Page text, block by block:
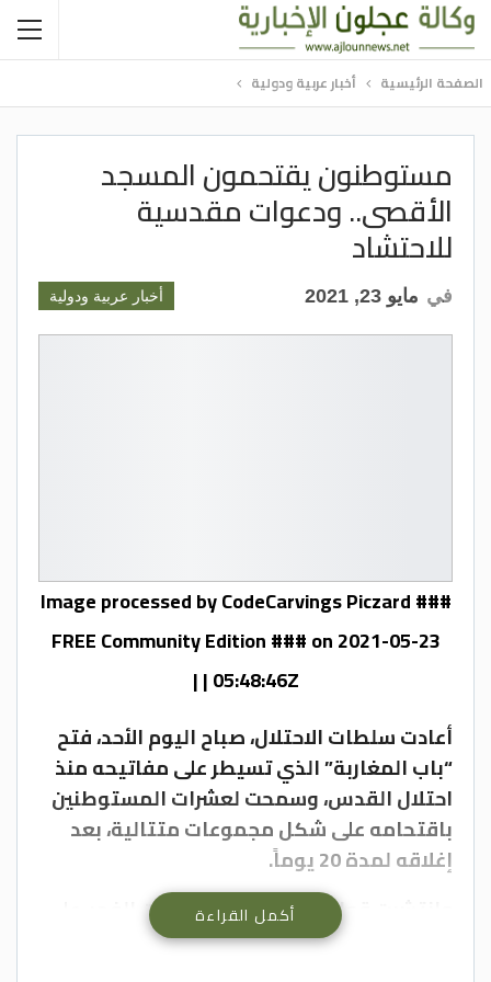
الصفحة الرئيسية أخبار عربية ودولية
مستوطنون يقتحمون المسجد
الأقصى.. ودعوات مقدسية
للاحتشاد
أخبار عربية ودولية في مايو 23, 2021
Image processed by CodeCarvings Piczard ###
FREE Community Edition ### on 2021-05-23
05:48:46Z | |
أعادت سلطات الاحتلال، صباح اليوم الأحد، فتح
“باب المغاربة” الذي تسيطر على مفاتيحه منذ
احتلال القدس، وسمحت لعشرات المستوطنين
باقتحامه على شكل مجموعات متتالية، بعد
إغلاقه لمدة 20 يوماً.
وانتشرت قوات الاحتلال، منذ ساعات الفجر، على
أبواب الأقصى وفي ساحاته بأعداد كبيرة،
أكمل القراءة